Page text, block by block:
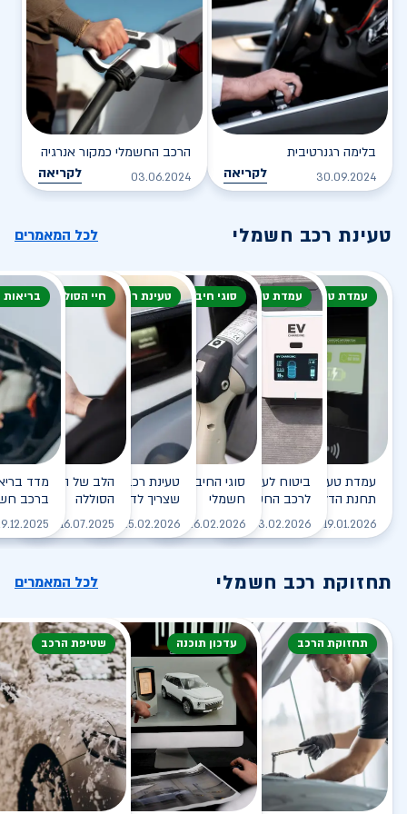
בלימה רגנרטיבית
30.09.2024 לקריאה
הרכב החשמלי כמקור אנרגיה
03.06.2024 לקריאה
טעינת רכב חשמלי לכל המאמרים
עמדת טעינה
עמדת טעינה - הסוף של
תחנת הדלק?
19.01.2026 לקריאה
עמדת טעינה
ביטוח לעמדת טעינה ביתית
לרכב החשמלי
03.02.2026 לקריאה
סוגי חיבור
סוגי החיבורים לטעינת רכב
חשמלי
26.02.2026 לקריאה
טעינת רכב חשמלי
טעינת רכב חשמלי - כל מה
שצריך לדעת
25.02.2026 לקריאה
חיי הסוללה
הלב של הרכב
הסוללה
16.07.2025
ברכב
תחזוקת רכב חשמלי לכל המאמרים
תחזוקת הרכב עדכון תוכנה שטיפת הרכב